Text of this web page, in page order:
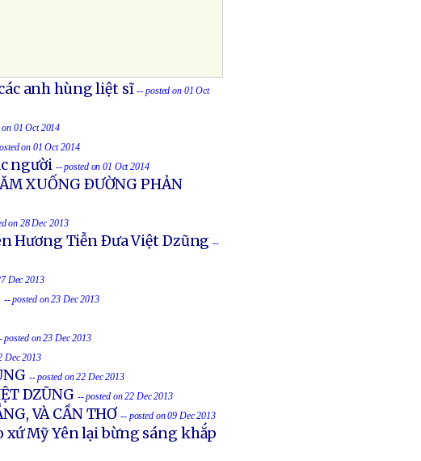
anh hùng liệt sĩ -- posted on 01 Oct
01 Oct 2014
on 01 Oct 2014
người -- posted on 01 Oct 2014
XUỐNG ÐƯỜNG PHẢN
on 28 Dec 2013
Hương Tiễn Ðưa Việt Dzũng --
Dec 2013
-- posted on 23 Dec 2013
posted on 23 Dec 2013
Dec 2013
-- posted on 22 Dec 2013
DZŨNG -- posted on 22 Dec 2013
VÀ CẦN THƠ -- posted on 09 Dec 2013
Mỹ Yên lại bừng sáng khắp